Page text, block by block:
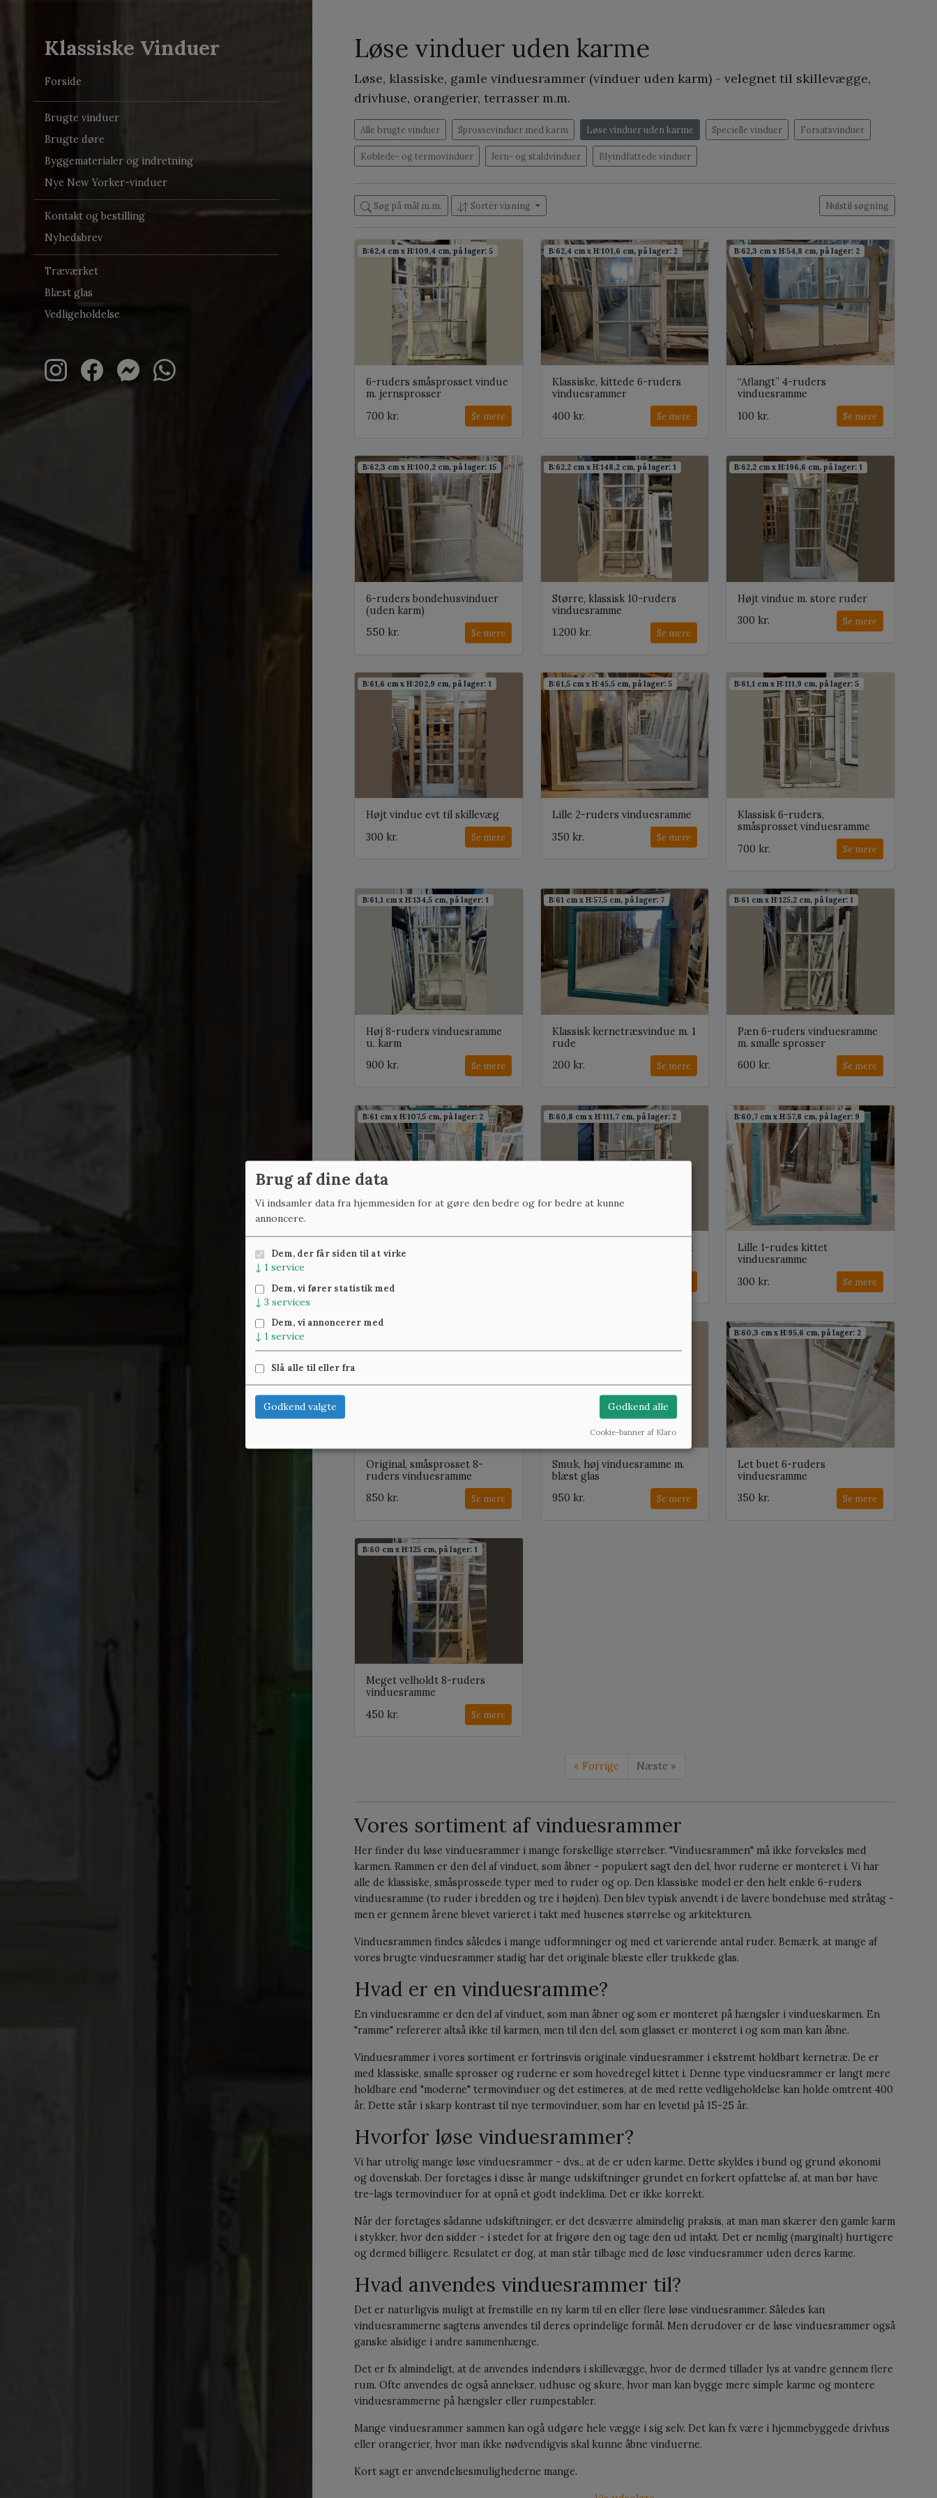
Klassiske Vinduer
Forside
Brugte vinduer
Brugte døre
Byggematerialer og indretning
Nye New Yorker-vinduer
Kontakt og bestilling
Nyhedsbrev
Træværket
Blæst glas
Vedligeholdelse
Løse vinduer uden karme
Løse, klassiske, gamle vinduesrammer (vinduer uden karm) - velegnet til skillevægge,
drivhuse, orangerier, terrasser m.m.
Alle brugte vinduer Sprossevinduer med karm Løse vinduer uden karme Specielle vinduer Forsatsvinduer
Koblede- og termovinduer Jern- og staldvinduer Blyindfattede vinduer
Søg på mål m.m. Sortér visning Nulstil søgning
B:62,4 cm x H:109,4 cm, på lager: 5
6-ruders småsprosset vindue
m. jernsprosser
700 kr.
Se mere
B:62,4 cm x H:101,6 cm, på lager: 2
Klassiske, kittede 6-ruders
vinduesrammer
400 kr.
Se mere
B:62,3 cm x H:54,8 cm, på lager: 2
“Aflangt” 4-ruders
vinduesramme
100 kr.
Se mere
B:62,3 cm x H:100,2 cm, på lager: 15
6-ruders bondehusvinduer
(uden karm)
550 kr.
Se mere
B:62,2 cm x H:148,2 cm, på lager: 1
Større, klassisk 10-ruders
vinduesramme
1.200 kr.
Se mere
B:62,2 cm x H:196,6 cm, på lager: 1
Højt vindue m. store ruder
300 kr.
Se mere
B:61,6 cm x H:202,9 cm, på lager: 1
Højt vindue evt til skillevæg
300 kr.
Se mere
B:61,5 cm x H:45,5 cm, på lager: 5
Lille 2-ruders vinduesramme
350 kr.
Se mere
B:61,1 cm x H:111,9 cm, på lager: 5
Klassisk 6-ruders,
småsprosset vinduesramme
700 kr.
Se mere
B:61,1 cm x H:134,5 cm, på lager: 1
Høj 8-ruders vinduesramme
u. karm
900 kr.
Se mere
B:61 cm x H:57,5 cm, på lager: 7
Klassisk kernetræsvindue m. 1
rude
200 kr.
Se mere
B:61 cm x H:125,2 cm, på lager: 1
Pæn 6-ruders vinduesramme
m. smalle sprosser
600 kr.
Se mere
B:61 cm x H:107,5 cm, på lager: 2
Grøn vinduesramme m. blæst
glas
450 kr.
B:60,8 cm x H:111,7 cm, på lager: 2
Større 6-ruders småsprosset
B:60,7 cm x H:57,8 cm, på lager: 9
Lille 1-rudes kittet
vinduesramme
300 kr.
Se mere
Original, småsprosset 8-
ruders vinduesramme
850 kr.
Se mere
Smuk, høj vinduesramme m.
blæst glas
950 kr.
Se mere
B:60,3 cm x H:95,6 cm, på lager: 2
Let buet 6-ruders
vinduesramme
350 kr.
Se mere
B:60 cm x H:125 cm, på lager: 1
Meget velholdt 8-ruders
vinduesramme
450 kr.
Se mere
« Forrige Næste »
Vores sortiment af vinduesrammer
Her finder du løse vinduesrammer i mange forskellige størrelser. "Vinduesrammen" må ikke forveksles med
karmen. Rammen er den del af vinduet, som åbner - populært sagt den del, hvor ruderne er monteret i. Vi har
alle de klassiske, småsprossede typer med to ruder og op. Den klassiske model er den helt enkle 6-ruders
vinduesramme (to ruder i bredden og tre i højden). Den blev typisk anvendt i de lavere bondehuse med stråtag -
men er gennem årene blevet varieret i takt med husenes størrelse og arkitekturen.
Vinduesrammen findes således i mange udformninger og med et varierende antal ruder. Bemærk, at mange af
vores brugte vinduesrammer stadig har det originale blæste eller trukkede glas.
Hvad er en vinduesramme?
En vinduesramme er den del af vinduet, som man åbner og som er monteret på hængsler i vindueskarmen. En
"ramme" refererer altså ikke til karmen, men til den del, som glasset er monteret i og som man kan åbne.
Vinduesrammer i vores sortiment er fortrinsvis originale vinduesrammer i ekstremt holdbart kernetræ. De er
med klassiske, smalle sprosser og ruderne er som hovedregel kittet i. Denne type vinduesrammer er langt mere
holdbare end "moderne" termovinduer og det estimeres, at de med rette vedligeholdelse kan holde omtrent 400
år. Dette står i skarp kontrast til nye termovinduer, som har en levetid på 15-25 år.
Hvorfor løse vinduesrammer?
Vi har utrolig mange løse vinduesrammer - dvs., at de er uden karme. Dette skyldes i bund og grund økonomi
og dovenskab. Der foretages i disse år mange udskiftninger grundet en forkert opfattelse af, at man bør have
tre-lags termovinduer for at opnå et godt indeklima. Det er ikke korrekt.
Når der foretages sådanne udskiftninger, er det desværre almindelig praksis, at man man skærer den gamle karm
i stykker, hvor den sidder - i stedet for at frigøre den og tage den ud intakt. Det er nemlig (marginalt) hurtigere
og dermed billigere. Resulatet er dog, at man står tilbage med de løse vinduesrammer uden deres karme.
Hvad anvendes vinduesrammer til?
Det er naturligvis muligt at fremstille en ny karm til en eller flere løse vinduesrammer. Således kan
vinduesrammerne sagtens anvendes til deres oprindelige formål. Men derudover er de løse vinduesrammer også
ganske alsidige i andre sammenhænge.
Det er fx almindeligt, at de anvendes indendørs i skillevægge, hvor de dermed tillader lys at vandre gennem flere
rum. Ofte anvendes de også annekser, udhuse og skure, hvor man kan bygge mere simple karme og montere
vinduesrammerne på hængsler eller rumpestabler.
Mange vinduesrammer sammen kan ogå udgøre hele vægge i sig selv. Det kan fx være i hjemmebyggede drivhus
eller orangerier, hvor man ikke nødvendigvis skal kunne åbne vinduerne.
Kort sagt er anvendelsesmulighederne mange.
Brug af dine data
Vi indsamler data fra hjemmesiden for at gøre den bedre og for bedre at kunne
annoncere.
Dem, der får siden til at virke
↓ 1 service
Dem, vi fører statistik med
↓ 3 services
Dem, vi annoncerer med
↓ 1 service
Slå alle til eller fra
Godkend valgte Godkend alle
Cookie-banner af Klaro